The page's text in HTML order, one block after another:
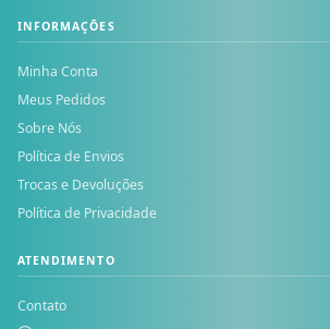
INFORMAÇÕES
Minha Conta
Meus Pedidos
Sobre Nós
Política de Envios
Trocas e Devoluções
Política de Privacidade
ATENDIMENTO
Contato